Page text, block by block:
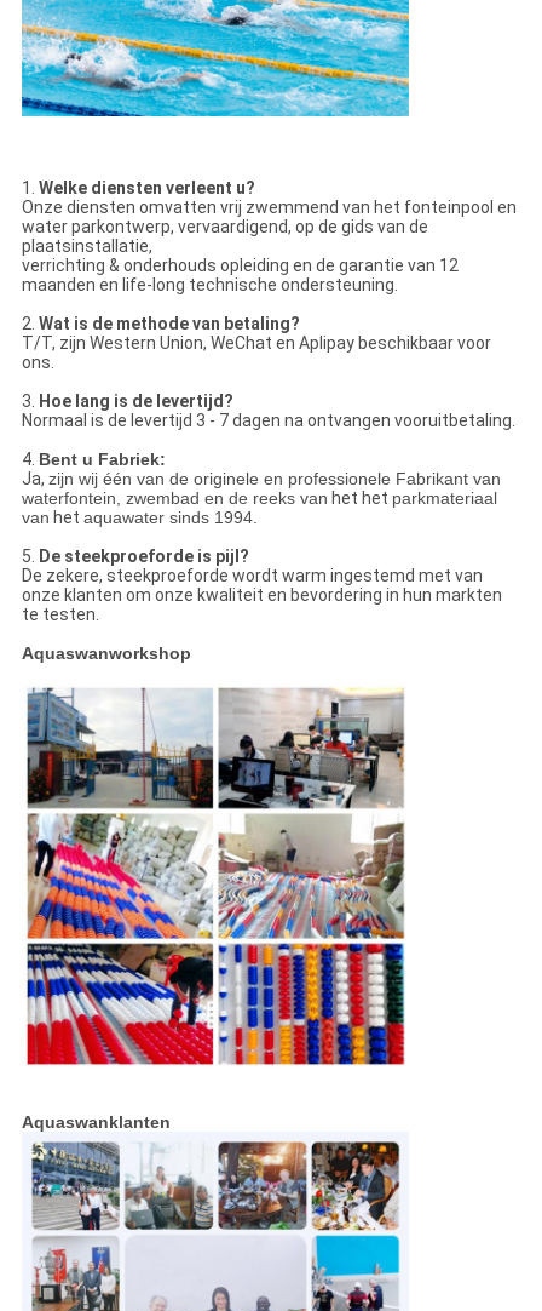
1. Welke diensten verleent u?
Onze diensten omvatten vrij zwemmend van het fonteinpool en
water parkontwerp, vervaardigend, op de gids van de
plaatsinstallatie,
verrichting & onderhouds opleiding en de garantie van 12
maanden en life-long technische ondersteuning.
2. Wat is de methode van betaling?
T/T, zijn Western Union, WeChat en Aplipay beschikbaar voor
ons.
3. Hoe lang is de levertijd?
Normaal is de levertijd 3 - 7 dagen na ontvangen vooruitbetaling.
4. Bent u Fabriek:
Ja, zijn wij één van de originele en professionele Fabrikant van
waterfontein, zwembad en de reeks van het het parkmateriaal
van het aquawater sinds 1994.
5. De steekproeforde is pijl?
De zekere, steekproeforde wordt warm ingestemd met van
onze klanten om onze kwaliteit en bevordering in hun markten
te testen.
Aquaswanworkshop
Aquaswanklanten